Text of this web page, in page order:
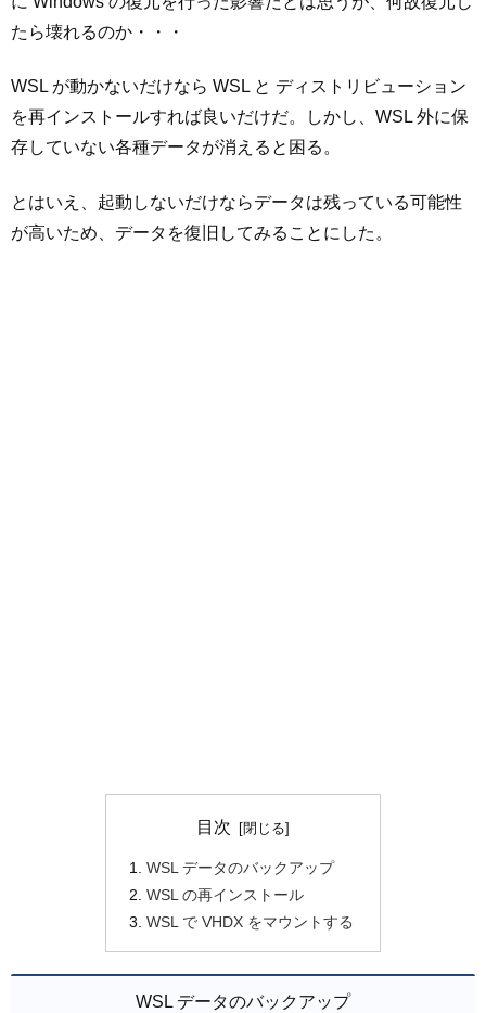
たら壊れるのか・・・
WSL が動かないだけなら WSL と ディストリビューション
を再インストールすれば良いだけだ。しかし、WSL 外に保
存していない各種データが消えると困る。
とはいえ、起動しないだけならデータは残っている可能性
が高いため、データを復旧してみることにした。
目次
WSL データのバックアップ
WSL の再インストール
WSL で VHDX をマウントする
WSL データのバックアップ